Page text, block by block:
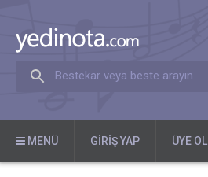
Bestekar veya beste arayın
MENÜ GIRIŞ YAP ÜYE OL